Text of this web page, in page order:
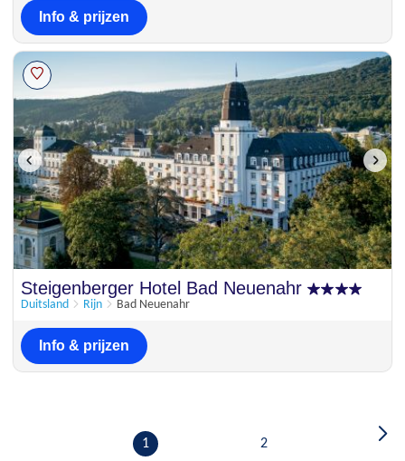
Info & prijzen
Steigenberger Hotel Bad Neuenahr
Duitsland Rijn Bad Neuenahr
Info & prijzen
1 2